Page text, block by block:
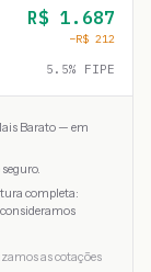
R$ 1.687
−R$ 212
5.5% FIPE
Barato — em
completa:
as cotações